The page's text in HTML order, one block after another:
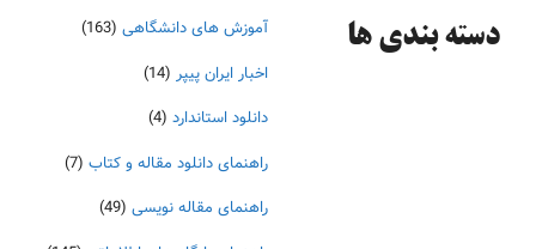
دسته‌ بندی ها آموزش های دانشگاهی (163)
اخبار ایران پیپر (14)
دانلود استاندارد (4)
راهنمای دانلود مقاله و کتاب (7)
راهنمای مقاله نویسی (49)